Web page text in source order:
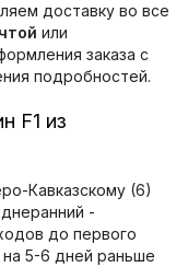
доставку во все
или
заказа с
подробностей.
F1 из
Кавказскому (6)
-
до первого
5-6 дней раньше